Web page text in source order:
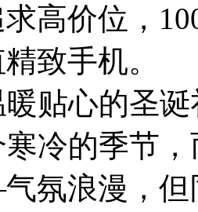
高价位，
致手机。
贴心的圣诞
冷的季节，
氛浪漫，但